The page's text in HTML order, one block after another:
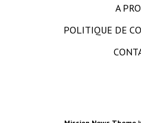
A
POLITIQUE DE